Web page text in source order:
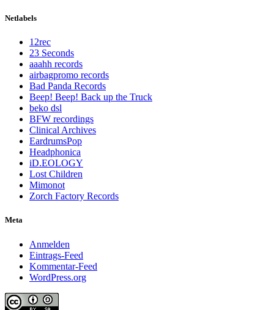
Netlabels
12rec
23 Seconds
aaahh records
airbagpromo records
Bad Panda Records
Beep! Beep! Back up the Truck
beko dsl
BFW recordings
Clinical Archives
EardrumsPop
Headphonica
iD.EOLOGY
Lost Children
Mimonot
Zorch Factory Records
Meta
Anmelden
Eintrags-Feed
Kommentar-Feed
WordPress.org